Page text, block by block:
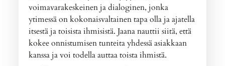
voimavarakeskeinen ja dialoginen, jonka
ytimessä on kokonaisvaltainen tapa olla ja ajatella
itsestä ja toisista ihmisistä. Jaana nauttii siitä, että
kokee onnistumisen tunteita yhdessä asiakkaan
kanssa ja voi todella auttaa toista ihmistä.